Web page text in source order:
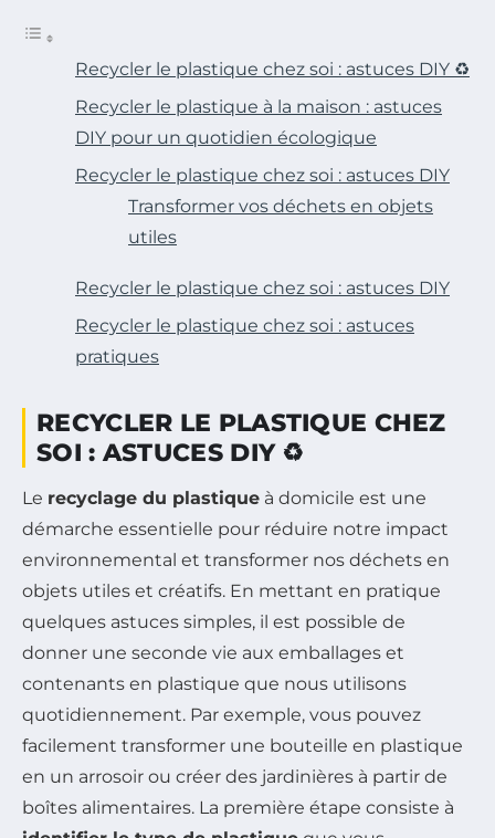
Recycler le plastique chez soi : astuces DIY ♻️
Recycler le plastique à la maison : astuces
DIY pour un quotidien écologique
Recycler le plastique chez soi : astuces DIY
Transformer vos déchets en objets
utiles
Recycler le plastique chez soi : astuces DIY
Recycler le plastique chez soi : astuces
pratiques
RECYCLER LE PLASTIQUE CHEZ
SOI : ASTUCES DIY ♻️
Le recyclage du plastique à domicile est une
démarche essentielle pour réduire notre impact
environnemental et transformer nos déchets en
objets utiles et créatifs. En mettant en pratique
quelques astuces simples, il est possible de
donner une seconde vie aux emballages et
contenants en plastique que nous utilisons
quotidiennement. Par exemple, vous pouvez
facilement transformer une bouteille en plastique
en un arrosoir ou créer des jardinières à partir de
boîtes alimentaires. La première étape consiste à